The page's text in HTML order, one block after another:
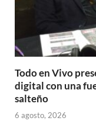
Todo en Vivo
digital con una
salteño
6 agosto, 2026